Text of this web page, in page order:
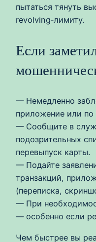
пытаться тянуть
revolving‑лимиту.
Если
— Немедленно
приложение или по
— Сообщите в
подозрительных
перевыпуск карты.
— Подайте
транзакций,
(переписка,
— При
— особенно если
Чем быстрее вы